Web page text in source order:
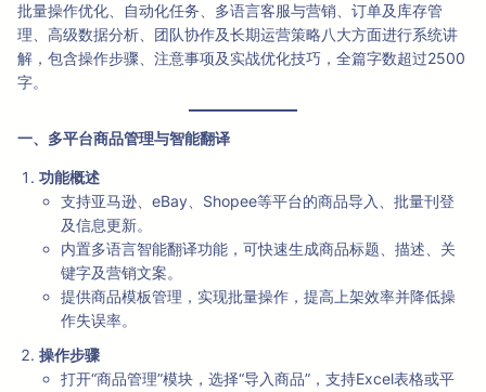
批量操作优化、自动化任务、多语言客服与营销、订单及库存管
理、高级数据分析、团队协作及长期运营策略八大方面进行系统讲
解，包含操作步骤、注意事项及实战优化技巧，全篇字数超过2500
字。
一、多平台商品管理与智能翻译
功能概述
支持亚马逊、eBay、Shopee等平台的商品导入、批量刊登
及信息更新。
内置多语言智能翻译功能，可快速生成商品标题、描述、关
键字及营销文案。
提供商品模板管理，实现批量操作，提高上架效率并降低操
作失误率。
操作步骤
打开“商品管理”模块，选择“导入商品”，支持Excel表格或平